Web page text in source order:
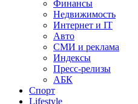
Финансы
Недвижимость
Интернет и IT
Авто
СМИ и реклама
Индексы
Пресс-релизы
АБК
Спорт
Lifestyle